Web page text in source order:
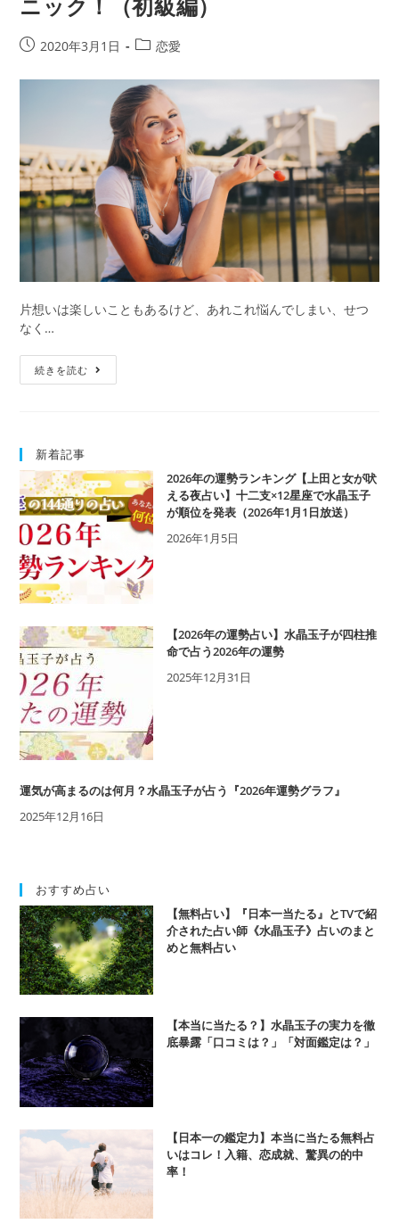
へ!
想
成
就
テ
ク
ニ
ッ
ク
7
選
（中
級
編）
ニック！（初級編）
投
公
2020年3月1日
投
カ
テ
ゴ
リ
ー:
恋愛
片想いは楽しいこともあるけど、あれこれ悩んでしまい、せつ
なく…
続きを読む
想
い
実
ら
簡
単
ク
ニ
（初
級
編）
新着記事
2026年の運勢ランキング【上田と女が吠
える夜占い】十二支×12星座で水晶玉子
が順位を発表（2026年1月1日放送）
2026年1月5日
【2026年の運勢占い】水晶玉子が四柱推
命で占う2026年の運勢
2025年12月31日
運気が高まるのは何月？水晶玉子が占う『2026年運勢グラフ』
2025年12月16日
おすすめ占い
【無料占い】『日本一当たる』とTVで紹
介された占い師《水晶玉子》占いのまと
めと無料占い
【本当に当たる？】水晶玉子の実力を徹
底暴露「口コミは？」「対面鑑定は？」
【日本一の鑑定力】本当に当たる無料占
いはコレ！入籍、恋成就、驚異の的中
率！